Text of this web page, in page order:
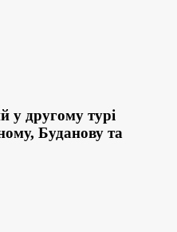
у другому турі
Буданову та